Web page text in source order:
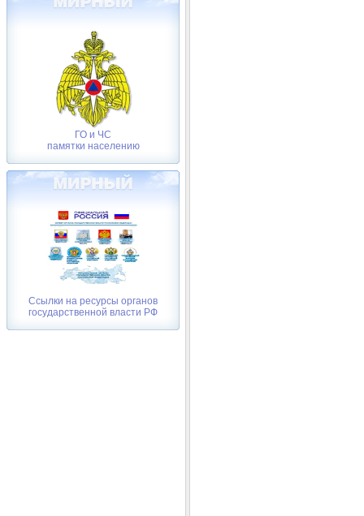
ГО и ЧС
памятки населению
Ссылки на ресурсы органов
государственной власти РФ